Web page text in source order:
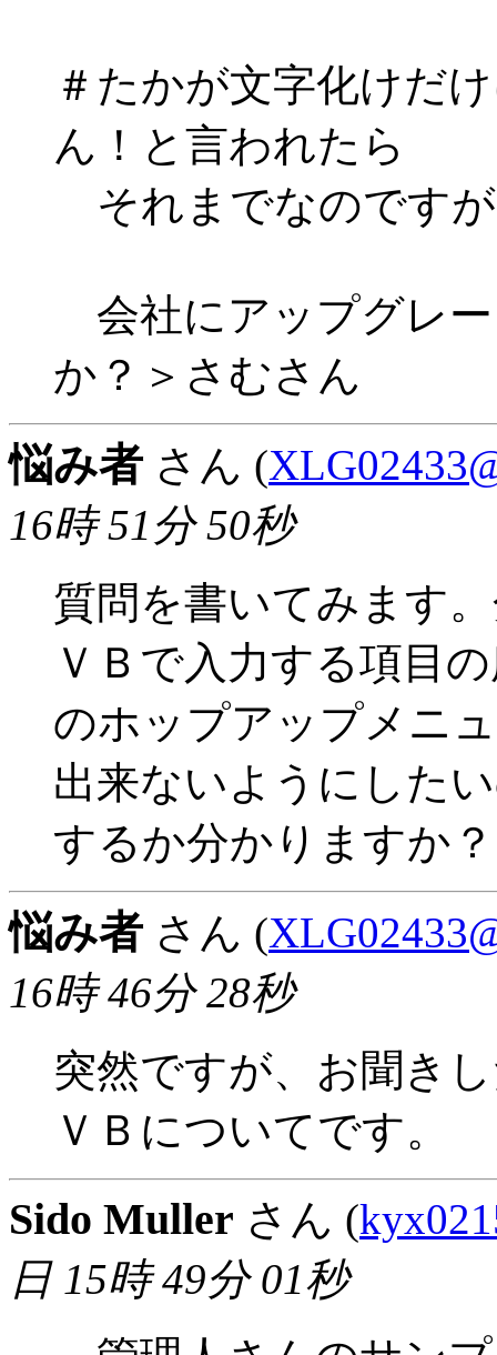
＃たかが文字化けだ
ん！と言われたら
それまでなのです
会社にアップグレ
か？＞さむさん
悩み者 さん (
16時 51分 50秒
質問を書いてみます
ＶＢで入力する項目
のホップアップメニ
出来ないようにした
するか分かりますか？
悩み者 さん (
16時 46分 28秒
突然ですが、お聞き
ＶＢについてです。
Sido Muller さん (
日 15時 49分 01秒